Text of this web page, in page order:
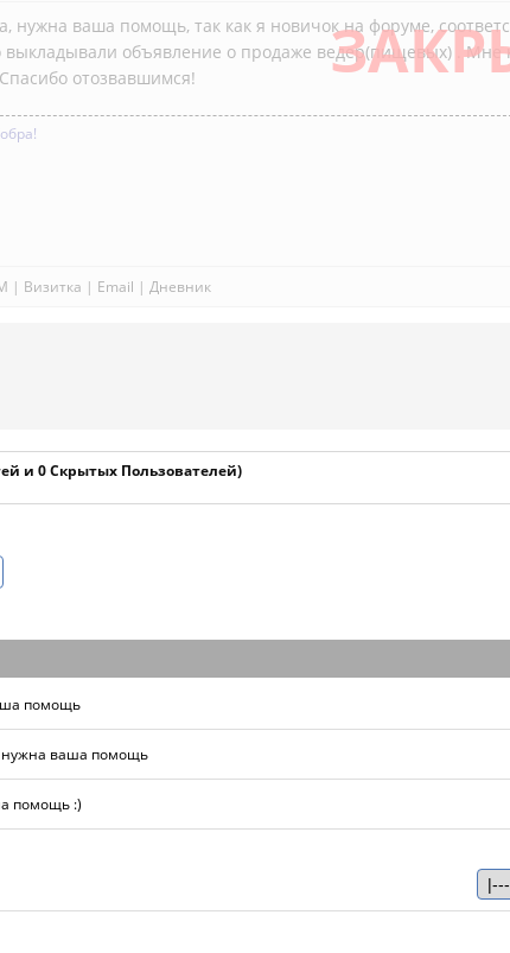
нужна ваша помощь, так как я новичок на форуме,
выкладывали объявление о продаже ведер(пищевых) . Мне
отозвавшимся!
| Визитка | Email | Дневник
и 0 Скрытых Пользователей)
помощь
нужна ваша помощь
помощь :)